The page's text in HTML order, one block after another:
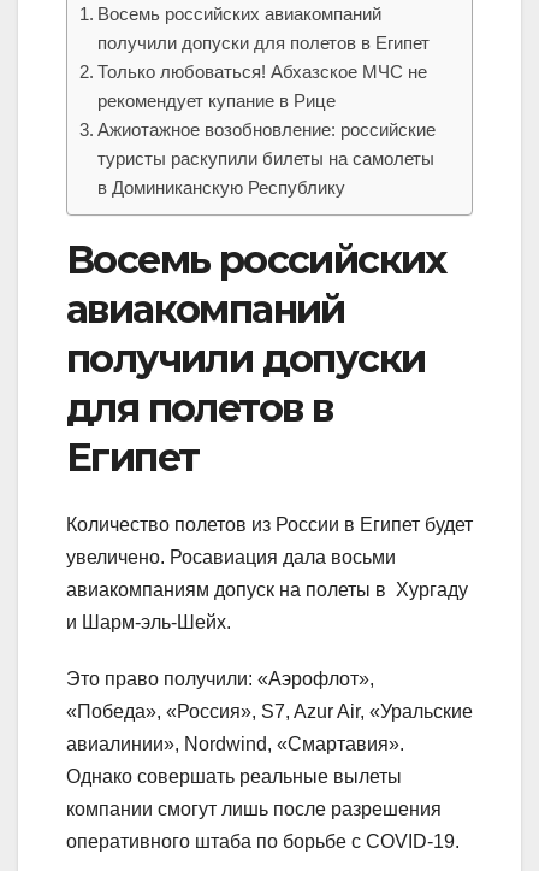
Восемь российских авиакомпаний
получили допуски для полетов в Египет
Только любоваться! Абхазское МЧС не
рекомендует купание в Рице
Ажиотажное возобновление: российские
туристы раскупили билеты на самолеты
в Доминиканскую Республику
Восемь российских
авиакомпаний
получили допуски
для полетов в
Египет
Количество полетов из России в Египет будет
увеличено. Росавиация дала восьми
авиакомпаниям допуск на полеты в Хургаду
и Шарм-эль-Шейх.
Это право получили: «Аэрофлот»,
«Победа», «Россия», S7, Azur Air, «Уральские
авиалинии», Nordwind, «Смартавия».
Однако совершать реальные вылеты
компании смогут лишь после разрешения
оперативного штаба по борьбе с COVID-19.